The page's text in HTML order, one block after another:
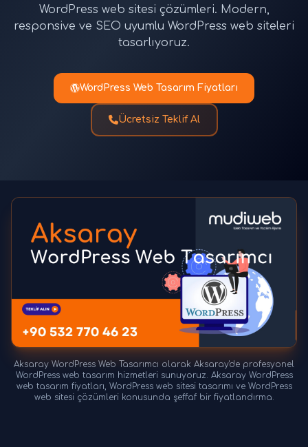
WordPress web sitesi çözümleri. Modern,
responsive ve SEO uyumlu WordPress web siteleri
tasarlıyoruz.
WordPress Web Tasarım Fiyatları
Ücretsiz Teklif Al
Aksaray WordPress Web Tasarımcı olarak Aksaray'de profesyonel
WordPress web tasarım hizmetleri sunuyoruz. Aksaray WordPress
web tasarım fiyatları, WordPress web sitesi tasarımı ve WordPress
web sitesi çözümleri konusunda şeffaf bir fiyatlandırma.